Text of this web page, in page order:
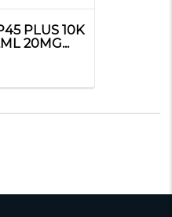
PLUS 10K
20MG...